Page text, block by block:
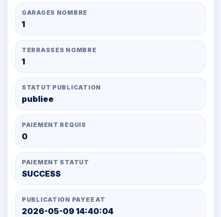
GARAGES NOMBRE
1
TERRASSES NOMBRE
1
STATUT PUBLICATION
publiee
PAIEMENT REQUIS
0
PAIEMENT STATUT
SUCCESS
PUBLICATION PAYEE AT
2026-05-09 14:40:04